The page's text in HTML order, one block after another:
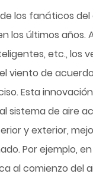
los fanáticos
los últimos
etc., los
viento de
Esta
sistema de aire
y exterior,
Por ejemplo,
al comienzo del